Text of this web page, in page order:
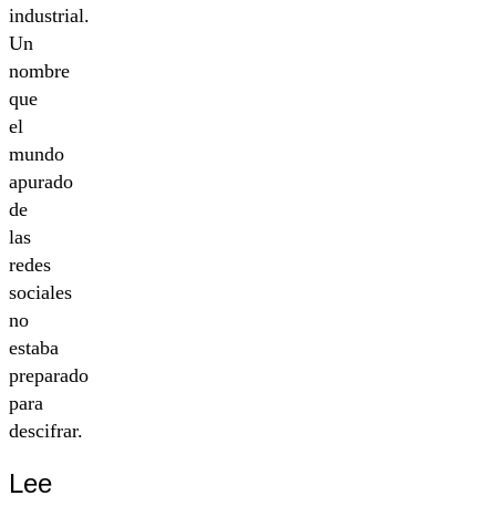
industrial.
Un
nombre
que
el
mundo
apurado
de
las
redes
sociales
no
estaba
preparado
para
descifrar.
Lee